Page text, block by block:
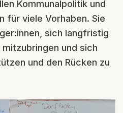
Kommunalpolitik und
für viele Vorhaben. Sie
sich langfristig
und sich
und den Rücken zu